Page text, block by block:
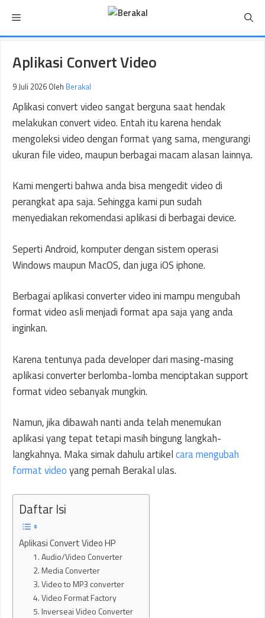
isi
Menu
Aplikasi Convert Video
9 Juli 2026 Oleh Berakal
Aplikasi convert video sangat berguna saat hendak
melakukan convert video. Entah itu karena hendak
mengoleksi video dengan format yang sama, mengurangi
ukuran file video, maupun berbagai macam alasan lainnya.
Kami mengerti bahwa anda bisa mengedit video di
perangkat apa saja. Sehingga kami pun sudah
menyediakan rekomendasi aplikasi di berbagai device.
Seperti Android, komputer dengan sistem operasi
Windows maupun MacOS, dan juga iOS iphone.
Berbagai aplikasi converter video ini mampu mengubah
format video asli menjadi format apa saja yang anda
inginkan.
Karena tentunya pada developer dari masing-masing
aplikasi converter berlomba-lomba menciptakan support
format video sebanyak mungkin.
Namun, jika dibawah nanti anda telah menemukan
aplikasi yang tepat tetapi masih bingung langkah-
langkahnya. Maka simak dahulu artikelcara mengubah
format videoyang pernah Berakal ulas.
Daftar Isi
Aplikasi Convert Video HP
1. Audio/Video Converter
2. Media Converter
3. Video to MP3 converter
4. Video Format Factory
5. Inverseai Video Converter